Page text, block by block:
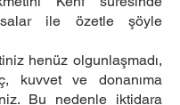
ile özetle şöyle
henüz olgunlaşmadı,
kuvvet ve donanıma
Bu nedenle iktidara